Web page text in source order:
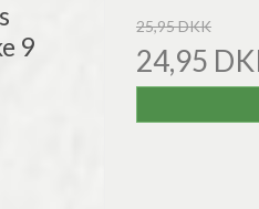
9
25,95 DKK
24,95